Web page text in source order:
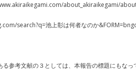
about_akiraikegami/
search?q=池上彰は何者なのか
参考文献の３としては、本報告の標題にもな